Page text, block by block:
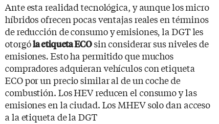
Ante esta realidad tecnológica, y aunque los micro
híbridos ofrecen pocas ventajas reales en términos
de reducción de consumo y emisiones, la DGT les
otorgóla etiqueta ECOsin considerar sus niveles de
emisiones. Esto ha permitido que muchos
compradores adquieran vehículos con etiqueta
ECO por un precio similar al de un coche de
combustión. Los HEV reducen el consumo y las
emisiones en la ciudad. Los MHEV solo dan acceso
a la etiqueta de la DGT